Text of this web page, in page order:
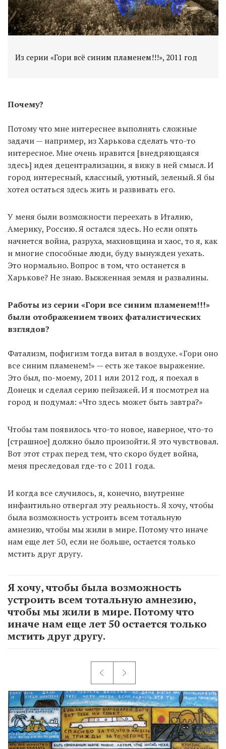
Из серии «Гори всё синим пламенем!!!», 2011 год
Почему?
Потому что мне интереснее выполнять сложные
задачи — например, из Харькова сделать что-то
интересное. Мне очень нравится [внедряющаяся
здесь] идея децентрализации, я вижу в ней смысл. И
город интересный, классный, уютный, зеленый. Я бы
хотел остаться здесь жить и развивать его.
У меня были возможности переехать в Италию,
Америку, Россию. Я остался здесь. Но если опять
начнется война, разруха, махновщина и хаос, то я, как
и многие способные люди, буду вынужден уехать.
Это нормально. Вопрос в том, что останется в
Харькове? Не знаю. Выжженная земля и развалины.
Работы из серии «Гори все синим пламенем!!!»
были отображением твоих фаталистических
взглядов?
Фатализм, пофигизм тогда витал в воздухе. «Гори оно
все синим пламенем!» — есть же такое выражение.
Это был, по-моему, 2011 или 2012 год, я поехал в
Донецк и сделал серию пейзажей. И я посмотрел на
город и подумал: «Что здесь может быть завтра?»
Чтобы там появилось что-то новое, наверное, что-то
[страшное] должно было произойти. Я это чувствовал.
Вот этот страх перед тем, что скоро будет война,
меня преследовал где-то с 2011 года.
И когда все случилось, я, конечно, внутренне
инфантильно отвергал эту реальность. Я хочу, чтобы
была возможность устроить всем тотальную
амнезию, чтобы мы жили в мире. Потому что иначе
нам еще лет 50, если не больше, остается только
мстить друг другу.
Я хочу, чтобы была возможность
устроить всем тотальную амнезию,
чтобы мы жили в мире. Потому что
иначе нам еще лет 50 остается только
мстить друг другу.